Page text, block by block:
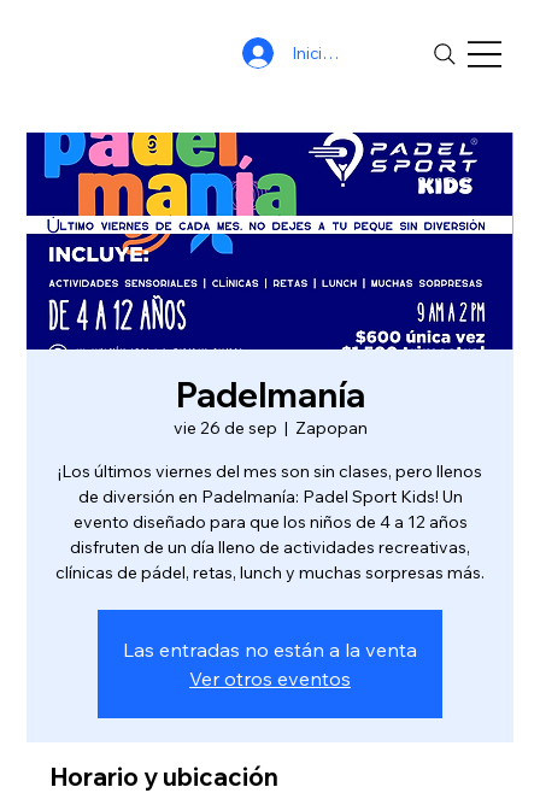
Iniciar sesión
Padelmanía
vie 26 de sep
  |
Zapopan
¡Los últimos viernes del mes son sin clases, pero llenos
de diversión en Padelmanía: Padel Sport Kids! Un
evento diseñado para que los niños de 4 a 12 años
disfruten de un día lleno de actividades recreativas,
clínicas de pádel, retas, lunch y muchas sorpresas más.
Las entradas no están a la venta
Ver otros eventos
Horario y ubicación